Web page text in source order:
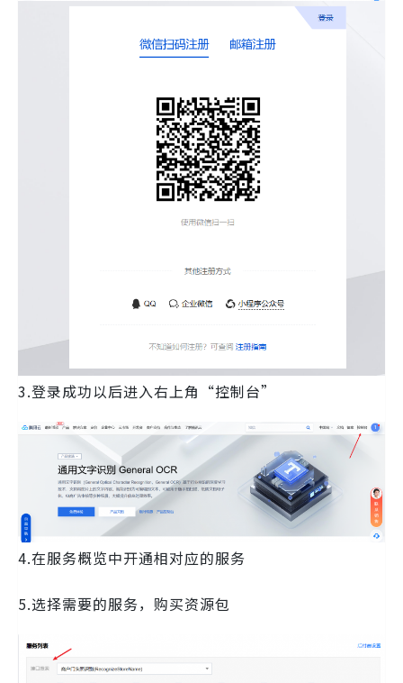
3.登录成功以后进入右上角“控制台”
4.在服务概览中开通相对应的服务
5.选择需要的服务，购买资源包